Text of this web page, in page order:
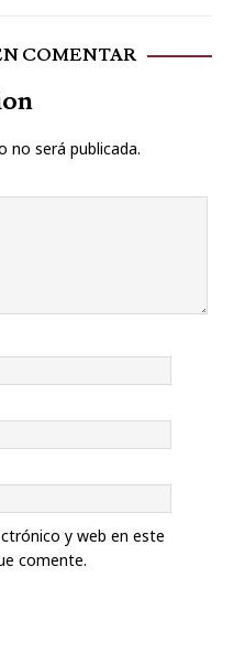
COMENTAR
no será publicada.
y web en este
comente.